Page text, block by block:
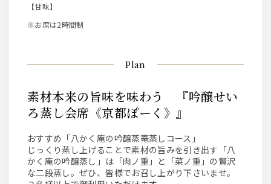
【甘味】
※お席は2時間制
Plan
素材本来の旨味を味わう 『吟醸せい
ろ蒸し会席《京都ぽーく》』
おすすめ「八かく庵の吟醸蒸篭蒸しコース」
じっくり蒸し上げることで素材の旨みを引き出す「八
かく庵の吟醸蒸し」は「肉ノ重」と「菜ノ重」の贅沢
な二段蒸し。ぜひ、皆様でお召し上がり下さいませ。